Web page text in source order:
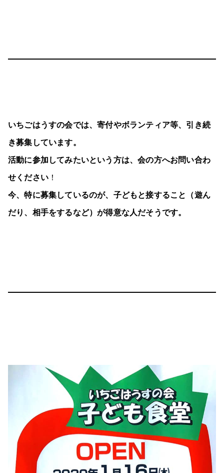
いちごはうすの会では、寄付やボランティア等、引き続
き募集しています。
活動に参加してみたいという方は、会の方へお問い合わ
せください ！
今、特に募集しているのが、子どもと接すること（遊ん
だり、相手をするなど）が得意な人だそうです。